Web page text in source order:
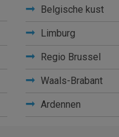
Belgische kust
Limburg
Regio Brussel
Waals-Brabant
Ardennen